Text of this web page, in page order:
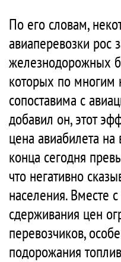
По его словам,
авиаперевозки рос
железнодорожных
которых по многим
сопоставима с
добавил он, этот
цена авиабилета
конца сегодня
что негативно
населения. Вместе
сдерживания цен
перевозчиков,
подорожания